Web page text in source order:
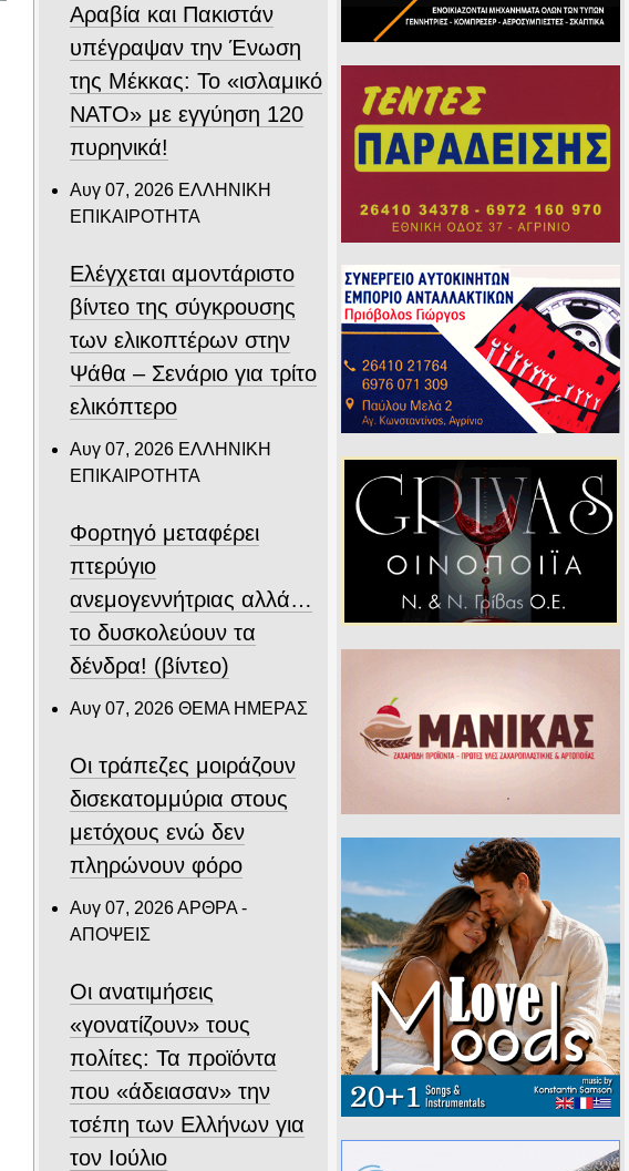
Αραβία και Πακιστάν
υπέγραψαν την Ένωση
της Μέκκας: Το «ισλαμικό
ΝΑΤΟ» με εγγύηση 120
πυρηνικά!
Αυγ 07, 2026 ΕΛΛΗΝΙΚΗ
ΕΠΙΚΑΙΡΟΤΗΤΑ
Ελέγχεται αμοντάριστο
βίντεο της σύγκρουσης
των ελικοπτέρων στην
Ψάθα – Σενάριο για τρίτο
ελικόπτερο
Αυγ 07, 2026 ΕΛΛΗΝΙΚΗ
ΕΠΙΚΑΙΡΟΤΗΤΑ
Φορτηγό μεταφέρει
πτερύγιο
ανεμογεννήτριας αλλά…
το δυσκολεύουν τα
δένδρα! (βίντεο)
Αυγ 07, 2026 ΘΕΜΑ ΗΜΕΡΑΣ
Οι τράπεζες μοιράζουν
δισεκατομμύρια στους
μετόχους ενώ δεν
πληρώνουν φόρο
Αυγ 07, 2026ΑΡΘΡΑ -
ΑΠΟΨΕΙΣ
Οι ανατιμήσεις
«γονατίζουν» τους
πολίτες: Τα προϊόντα
που «άδειασαν» την
τσέπη των Ελλήνων για
τον Ιούλιο